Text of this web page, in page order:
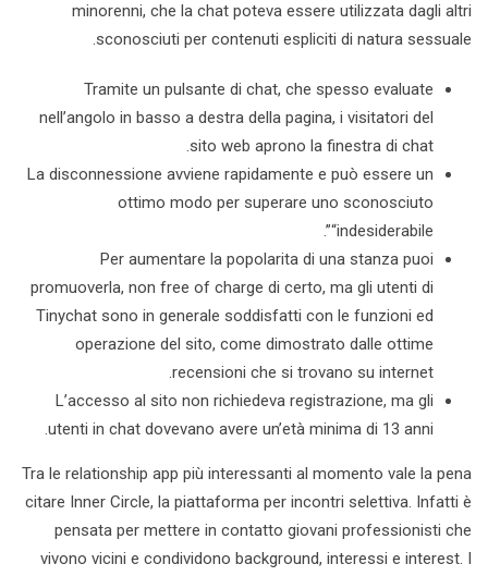
minorenni, che la chat poteva essere utilizzata dagli altri
sconosciuti per contenuti espliciti di natura sessuale.
Tramite un pulsante di chat, che spesso evaluate
nell’angolo in basso a destra della pagina, i visitatori del
sito web aprono la finestra di chat.
La disconnessione avviene rapidamente e può essere un
ottimo modo per superare uno sconosciuto
“indesiderabile”.
Per aumentare la popolarita di una stanza puoi
promuoverla, non free of charge di certo, ma gli utenti di
Tinychat sono in generale soddisfatti con le funzioni ed
operazione del sito, come dimostrato dalle ottime
recensioni che si trovano su internet.
L’accesso al sito non richiedeva registrazione, ma gli
utenti in chat dovevano avere un’età minima di 13 anni.
Tra le relationship app più interessanti al momento vale la pena
citare Inner Circle, la piattaforma per incontri selettiva. Infatti è
pensata per mettere in contatto giovani professionisti che
vivono vicini e condividono background, interessi e interest. I